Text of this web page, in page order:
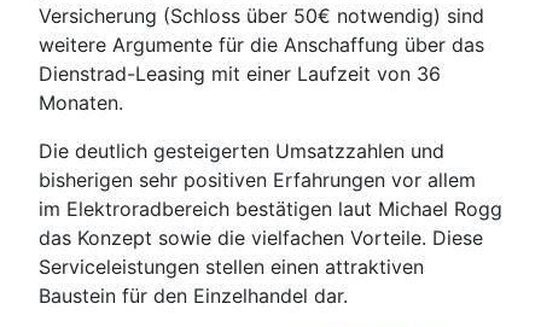
Versicherung (Schloss über 50€ notwendig) sind
weitere Argumente für die Anschaffung über das
Dienstrad-Leasing mit einer Laufzeit von 36
Monaten.
Die deutlich gesteigerten Umsatzzahlen und
bisherigen sehr positiven Erfahrungen vor allem
im Elektroradbereich bestätigen laut Michael Rogg
das Konzept sowie die vielfachen Vorteile. Diese
Serviceleistungen stellen einen attraktiven
Baustein für den Einzelhandel dar.